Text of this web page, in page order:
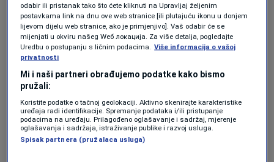
AKTUELNOSTI
Kada sistem zakaže: Požar u Domu
penzionera u Tuzli otkrio propuste
Vedran Drljević
AKTUELNOSTI
Tuzla i Sarajevo: 120 kilometara
udaljeni, a 30 godina nepovezani
Vedran Drljević
odabir ili pristanak tako što ćete kliknuti na Upravljaj željenim
postavkama link na dnu ove web stranice [ili plutajuću ikonu u donjem
lijevom dijelu web stranice, ako je primjenjivo]. Vaš odabir će se
mijenjati u okviru našeg Wеб локација. Za više detalja, pogledajte
Uredbu o postupanju s ličnim podacima.
Više informacija o vašoj
privatnosti
Mi i naši partneri obrađujemo podatke kako bismo
pružali:
Koristite podatke o tačnoj geolokaciji. Aktivno skenirajte karakteristike
uređaja radi identifikacije. Spremanje podataka i/ili pristupanje
podacima na uređaju. Prilagođeno oglašavanje i sadržaj, mjerenje
oglašavanja i sadržaja, istraživanje publike i razvoj usluga.
Spisak partnera (pružalaca usluga)